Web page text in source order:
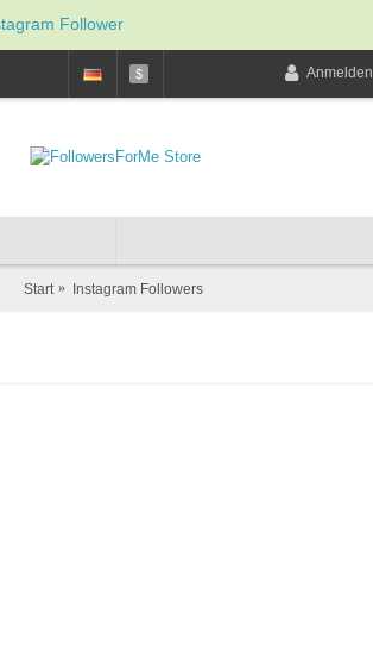
Follower
$ Anmelden
Start Instagram Followers